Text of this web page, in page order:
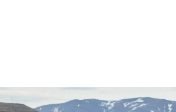
de Mostrar submenú de